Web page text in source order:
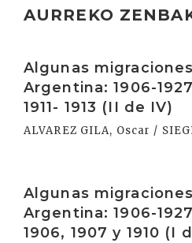
AURREKO
Algunas
Argentina: 1906-
1911- 1913 (II de IV)
ALVAREZ GILA, Oscar /
Algunas
Argentina: 1906-
1906, 1907 y 1910 (I